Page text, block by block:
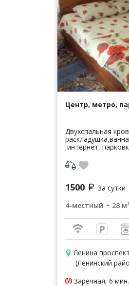
Центр, метро,
Двухспальная
,интернет,
1500 За сутки
4-местный
28
Ленина
(Ленинский
Заречная, 6 мин.